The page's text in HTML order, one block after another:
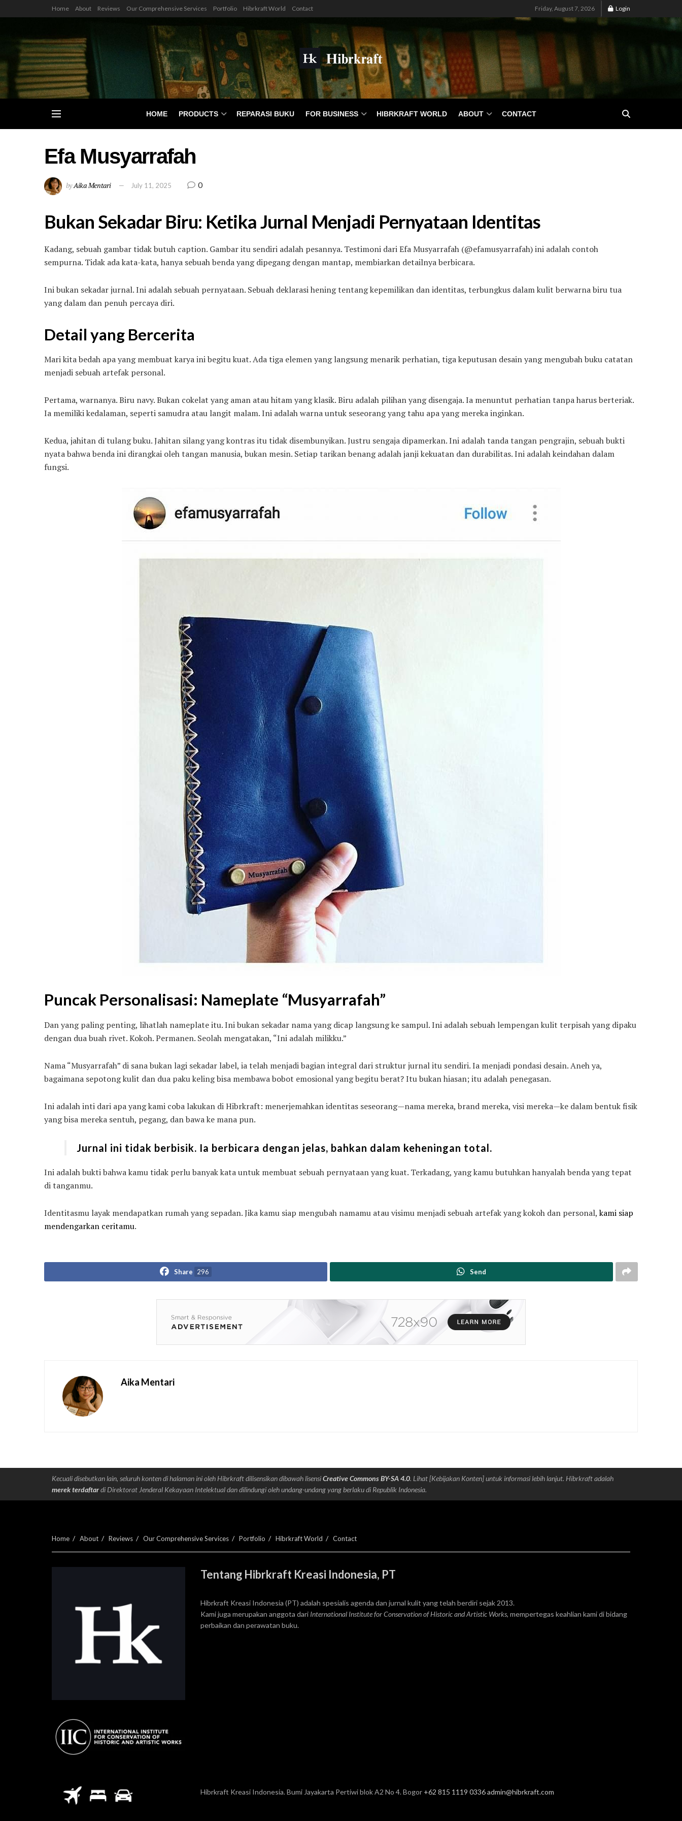
Home About Reviews Our Comprehensive Services Portfolio Hibrkraft World Contact Friday, August 7, 2026 Login
HOME PRODUCTS REPARASI BUKU FOR BUSINESS HIBRKRAFT WORLD ABOUT CONTACT
Efa Musyarrafah
byAika Mentari July 11, 2025 0
Bukan Sekadar Biru: Ketika Jurnal Menjadi Pernyataan Identitas
Kadang, sebuah gambar tidak butuh caption. Gambar itu sendiri adalah pesannya. Testimoni dari Efa Musyarrafah (@efamusyarrafah) ini adalah contoh
sempurna. Tidak ada kata-kata, hanya sebuah benda yang dipegang dengan mantap, membiarkan detailnya berbicara.
Ini bukan sekadar jurnal. Ini adalah sebuah pernyataan. Sebuah deklarasi hening tentang kepemilikan dan identitas, terbungkus dalam kulit berwarna biru tua
yang dalam dan penuh percaya diri.
Detail yang Bercerita
Mari kita bedah apa yang membuat karya ini begitu kuat. Ada tiga elemen yang langsung menarik perhatian, tiga keputusan desain yang mengubah buku catatan
menjadi sebuah artefak personal.
Pertama, warnanya. Biru navy. Bukan cokelat yang aman atau hitam yang klasik. Biru adalah pilihan yang disengaja. Ia menuntut perhatian tanpa harus berteriak.
Ia memiliki kedalaman, seperti samudra atau langit malam. Ini adalah warna untuk seseorang yang tahu apa yang mereka inginkan.
Kedua, jahitan di tulang buku. Jahitan silang yang kontras itu tidak disembunyikan. Justru sengaja dipamerkan. Ini adalah tanda tangan pengrajin, sebuah bukti
nyata bahwa benda ini dirangkai oleh tangan manusia, bukan mesin. Setiap tarikan benang adalah janji kekuatan dan durabilitas. Ini adalah keindahan dalam
fungsi.
Puncak Personalisasi: Nameplate “Musyarrafah”
Dan yang paling penting, lihatlah nameplate itu. Ini bukan sekadar nama yang dicap langsung ke sampul. Ini adalah sebuah lempengan kulit terpisah yang dipaku
dengan dua buah rivet. Kokoh. Permanen. Seolah mengatakan, “Ini adalah milikku.”
Nama “Musyarrafah” di sana bukan lagi sekadar label, ia telah menjadi bagian integral dari struktur jurnal itu sendiri. Ia menjadi pondasi desain. Aneh ya,
bagaimana sepotong kulit dan dua paku keling bisa membawa bobot emosional yang begitu berat? Itu bukan hiasan; itu adalah penegasan.
Ini adalah inti dari apa yang kami coba lakukan di Hibrkraft: menerjemahkan identitas seseorang—nama mereka, brand mereka, visi mereka—ke dalam bentuk fisik
yang bisa mereka sentuh, pegang, dan bawa ke mana pun.
Jurnal ini tidak berbisik. Ia berbicara dengan jelas, bahkan dalam keheningan total.
Ini adalah bukti bahwa kamu tidak perlu banyak kata untuk membuat sebuah pernyataan yang kuat. Terkadang, yang kamu butuhkan hanyalah benda yang tepat
di tanganmu.
Identitasmu layak mendapatkan rumah yang sepadan. Jika kamu siap mengubah namamu atau visimu menjadi sebuah artefak yang kokoh dan personal,kami siap
mendengarkan ceritamu.
Share 296 Send
Aika Mentari
Kecuali disebutkan lain, seluruh konten di halaman ini oleh Hibrkraft dilisensikan dibawah lisensiCreative Commons BY-SA 4.0. Lihat [Kebijakan Konten] untuk informasi lebih lanjut. Hibrkraft adalah
merek terdaftardi Direktorat Jenderal Kekayaan Intelektual dan dilindungi oleh undang-undang yang berlaku di Republik Indonesia.
Home About Reviews Our Comprehensive Services Portfolio Hibrkraft World Contact
Tentang Hibrkraft Kreasi Indonesia, PT
Hibrkraft Kreasi Indonesia (PT) adalah spesialis agenda dan jurnal kulit yang telah berdiri sejak 2013.
Kami juga merupakan anggota dari International Institute for Conservation of Historic and Artistic Works, mempertegas keahlian kami di bidang
perbaikan dan perawatan buku.
Hibrkraft Kreasi Indonesia. Bumi Jayakarta Pertiwi blok A2 No 4. Bogor +62 815 1119 0336admin@hibrkraft.com